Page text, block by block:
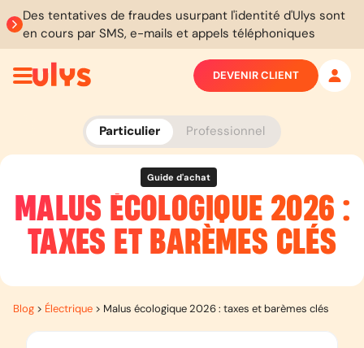
Des tentatives de fraudes usurpant l'identité d'Ulys sont
en cours par SMS, e-mails et appels téléphoniques
Particulier Professionnel
DEVENIR CLIENT
Guide d'achat
MALUS ÉCOLOGIQUE 2026 :
TAXES ET BARÈMES CLÉS
Blog > Électrique > Malus écologique 2026 : taxes et barèmes clés